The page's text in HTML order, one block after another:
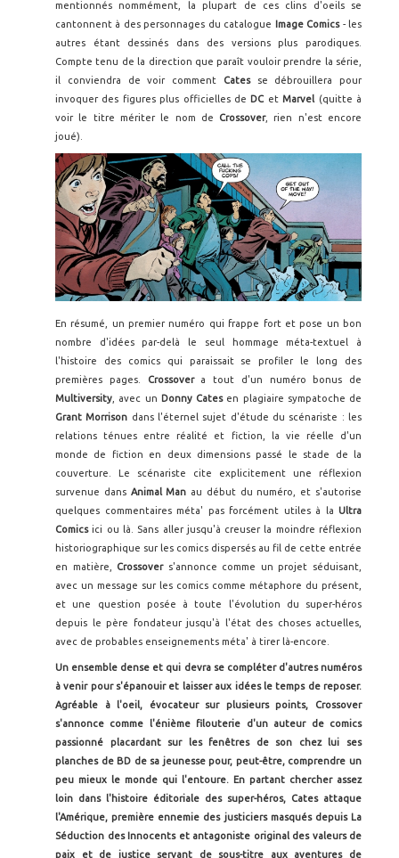
mentionnés nommément, la plupart de ces clins d'oeils se
cantonnent à des personnages du catalogue Image Comics- les
autres étant dessinés dans des versions plus parodiques.
Compte tenu de la direction que paraît vouloir prendre la série,
il conviendra de voir comment
Catesse débrouillera pour
invoquer des figures plus officielles de DC etMarvel (quitte à
voir le titre mériter le nom de Crossover, rien n'est encore
joué).
En résumé, un premier numéro qui frappe fort et pose un bon
nombre d'idées par-delà le seul hommage méta-textuel à
l'histoire des comics qui paraissait se profiler le long des
premières pages.
Crossovera tout d'un numéro bonus de
Multiversity, avec un Donny Catesen plagiaire sympatoche de
Grant Morrison dans l'éternel sujet d'étude du scénariste : les
relations ténues entre réalité et fiction, la vie réelle d'un
monde de fiction en deux dimensions passé le stade de la
couverture. Le scénariste cite explicitement une réflexion
survenue dans Animal Man au début du numéro, et s'autorise
quelques commentaires méta' pas forcément utiles à la Ultra
Comicsici ou là. Sans aller jusqu'à creuser la moindre réflexion
historiographique sur les comics dispersés au fil de cette entrée
en matière, Crossover s'annonce comme un projet séduisant,
avec un message sur les comics comme métaphore du présent,
et une question posée à toute l'évolution du super-héros
depuis le père fondateur jusqu'à l'état des choses actuelles,
avec de probables enseignements méta' à tirer là-encore.
Un ensemble dense et qui devra se compléter d'autres numéros
à venir pour s'épanouir et laisser aux idées le temps de reposer.
Agréable à l'oeil, évocateur sur plusieurs points, Crossover
s'annonce comme l'énième filouterie d'un auteur de comics
passionné placardant sur les fenêtres de son chez lui ses
planches de BD de sa jeunesse pour, peut-être, comprendre un
peu mieux le monde qui l'entoure. En partant chercher assez
loin dans l'histoire éditoriale des super-héros, Cates attaque
l'Amérique, première ennemie des justiciers masqués depuis La
Séduction des Innocents et antagoniste original des valeurs de
paix et de justice servant de sous-titre aux aventures de